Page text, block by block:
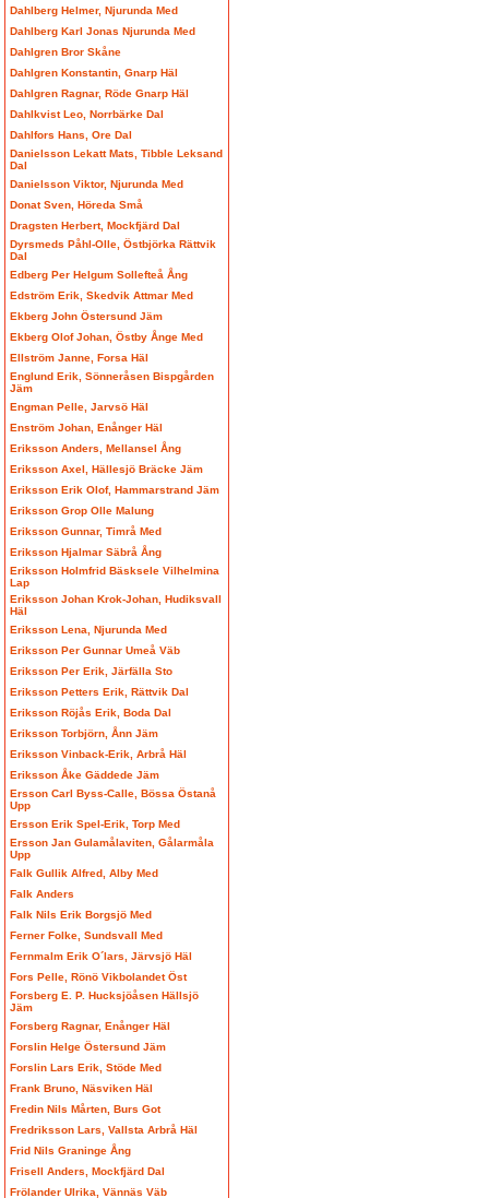
Dahlberg Helmer, Njurunda Med
Dahlberg Karl Jonas Njurunda Med
Dahlgren Bror Skåne
Dahlgren Konstantin, Gnarp Häl
Dahlgren Ragnar, Röde Gnarp Häl
Dahlkvist Leo, Norrbärke Dal
Dahlfors Hans, Ore Dal
Danielsson Lekatt Mats, Tibble Leksand
Dal
Danielsson Viktor, Njurunda Med
Donat Sven, Höreda Små
Dragsten Herbert, Mockfjärd Dal
Dyrsmeds Påhl-Olle, Östbjörka Rättvik
Dal
Edberg Per Helgum Sollefteå Ång
Edström Erik, Skedvik Attmar Med
Ekberg John Östersund Jäm
Ekberg Olof Johan, Östby Ånge Med
Ellström Janne, Forsa Häl
Englund Erik, Sönneråsen Bispgården
Jäm
Engman Pelle, Jarvsö Häl
Enström Johan, Enånger Häl
Eriksson Anders, Mellansel Ång
Eriksson Axel, Hällesjö Bräcke Jäm
Eriksson Erik Olof, Hammarstrand Jäm
Eriksson Grop Olle Malung
Eriksson Gunnar, Timrå Med
Eriksson Hjalmar Säbrå Ång
Eriksson Holmfrid Bäsksele Vilhelmina
Lap
Eriksson Johan Krok-Johan, Hudiksvall
Häl
Eriksson Lena, Njurunda Med
Eriksson Per Gunnar Umeå Väb
Eriksson Per Erik, Järfälla Sto
Eriksson Petters Erik, Rättvik Dal
Eriksson Röjås Erik, Boda Dal
Eriksson Torbjörn, Ånn Jäm
Eriksson Vinback-Erik, Arbrå Häl
Eriksson Åke Gäddede Jäm
Ersson Carl Byss-Calle, Bössa Östanå
Upp
Ersson Erik Spel-Erik, Torp Med
Ersson Jan Gulamålaviten, Gålarmåla
Upp
Falk Gullik Alfred, Alby Med
Falk Anders
Falk Nils Erik Borgsjö Med
Ferner Folke, Sundsvall Med
Fernmalm Erik O´lars, Järvsjö Häl
Fors Pelle, Rönö Vikbolandet Öst
Forsberg E. P. Hucksjöåsen Hällsjö
Jäm
Forsberg Ragnar, Enånger Häl
Forslin Helge Östersund Jäm
Forslin Lars Erik, Stöde Med
Frank Bruno, Näsviken Häl
Fredin Nils Mårten, Burs Got
Fredriksson Lars, Vallsta Arbrå Häl
Frid Nils Graninge Ång
Frisell Anders, Mockfjärd Dal
Frölander Ulrika, Vännäs Väb